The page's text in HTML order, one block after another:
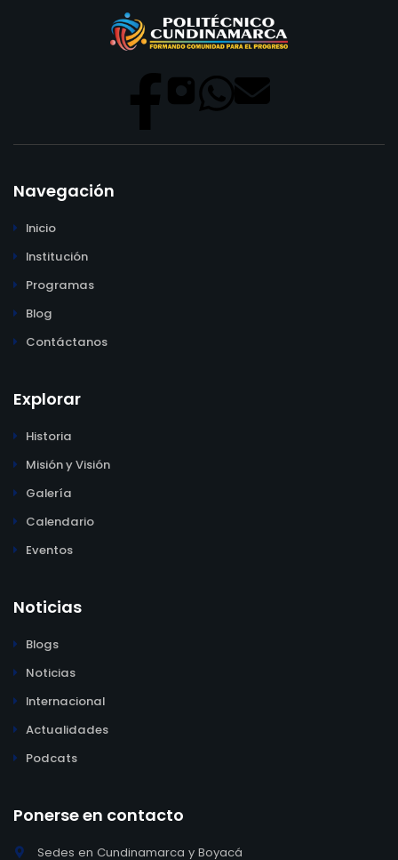
Navegación
Inicio
Institución
Programas
Blog
Contáctanos
Explorar
Historia
Misión y Visión
Galería
Calendario
Eventos
Noticias
Blogs
Noticias
Internacional
Actualidades
Podcats
Ponerse en contacto
Sedes en Cundinamarca y Boyacá